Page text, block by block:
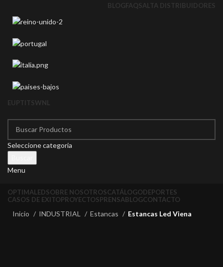
BLOGFAQSALTA DISTRIBUIDORES
EUPTITSWNL
Seleccione categoria
Menu
OPTIMALEDSOBRE NOSOTROSCATÁLOGODEPORTES
CASOS DE EXITOPROYECTOSPRENSABLOGCONTACTO
Inicio INDUSTRIAL Estancas Estancas Led Viena